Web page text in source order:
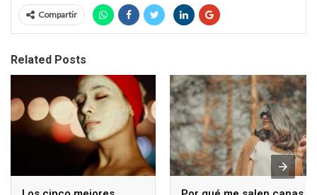
Compartir
Related Posts